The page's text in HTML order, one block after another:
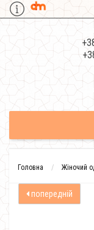
Головна Жіночий
попередній